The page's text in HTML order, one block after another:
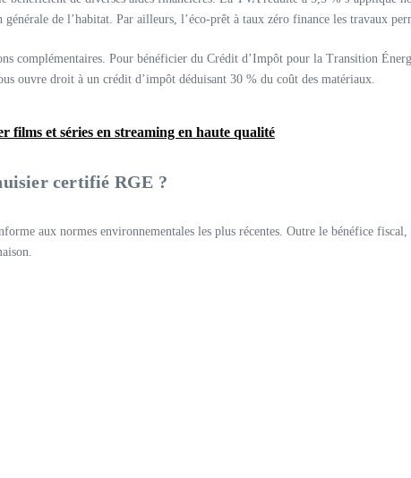
de l’habitat. Par ailleurs, l’éco-prêt à taux zéro finance les travaux
complémentaires. Pour bénéficier du Crédit d’Impôt pour la Transition
ouvre droit à un crédit d’impôt déduisant 30 % du coût des matériaux.
films et séries en streaming en haute qualité
certifié RGE ?
aux normes environnementales les plus récentes. Outre le bénéfice